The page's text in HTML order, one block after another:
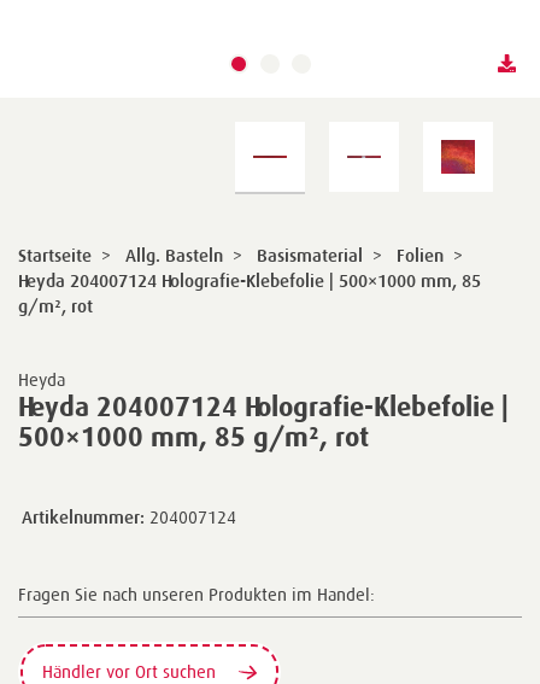
Heyda
Heyda 204007124 Holografie-Klebefolie |
500×1000 mm, 85 g/m², rot
Startseite > Allg. Basteln > Basismaterial > Folien >
Heyda 204007124 Holografie-Klebefolie | 500×1000 mm, 85
g/m², rot
Artikelnummer: 204007124
Fragen Sie nach unseren Produkten im Handel:
Händler vor Ort suchen